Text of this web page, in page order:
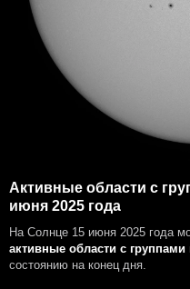
Активные области с
июня 2025 года
На Солнце 15 июня 2025 года
активные области с группами
состоянию на конец дня.